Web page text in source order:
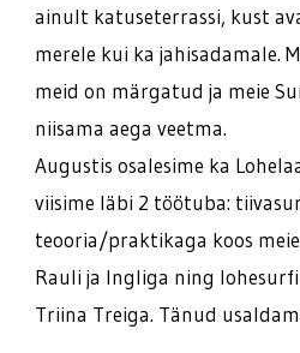
ainult katuseterrassi, kust
merele kui ka jahisadamale.
meid on märgatud ja meie
niisama aega veetma.
Augustis osalesime ka
viisime läbi 2 töötuba:
teooria/praktikaga koos
Rauli ja Ingliga ning
Triina Treiga. Tänud